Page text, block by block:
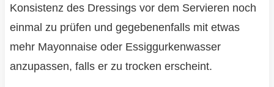
Konsistenz des Dressings vor dem Servieren noch
einmal zu prüfen und gegebenenfalls mit etwas
mehr Mayonnaise oder Essiggurkenwasser
anzupassen, falls er zu trocken erscheint.